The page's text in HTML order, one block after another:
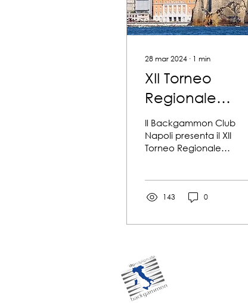
28 mar 2024 ∙ 1 min
XII Torneo
Regionale
Campania 2024
Il Backgammon Club
Napoli presenta il XII
Torneo Regionale
2024 del CNB. Sabato
143 0